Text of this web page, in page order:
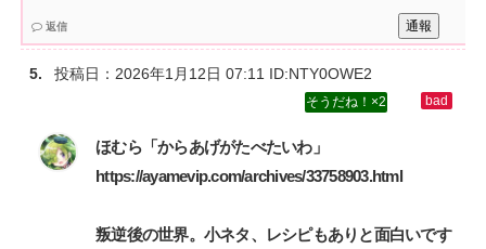
通報
返信
投稿日：2026年1月12日 07:11 ID:NTY0OWE2
2
ほむら「からあげがたべたいわ」‌
https://ayamevip.com/archives/33758903.html‌
叛逆後の世界。小ネタ、レシピもありと面白いです